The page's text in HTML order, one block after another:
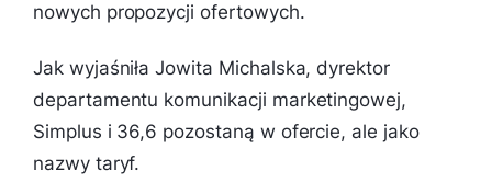
nowych propozycji ofertowych.
Jak wyjaśniła Jowita Michalska, dyrektor
departamentu komunikacji marketingowej,
Simplus i 36,6 pozostaną w ofercie, ale jako
nazwy taryf.